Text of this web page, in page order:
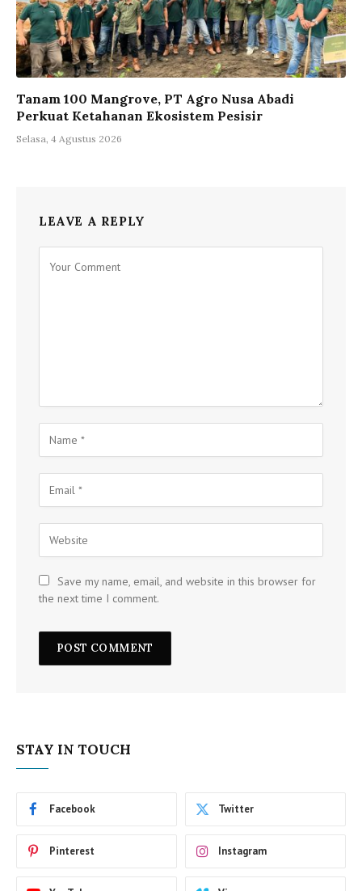
Tanam 100 Mangrove, PT Agro Nusa Abadi
Perkuat Ketahanan Ekosistem Pesisir
Selasa, 4 Agustus 2026
LEAVE A REPLY
Save my name, email, and website in this browser for
the next time I comment.
STAY IN TOUCH
Facebook Twitter
Pinterest Instagram